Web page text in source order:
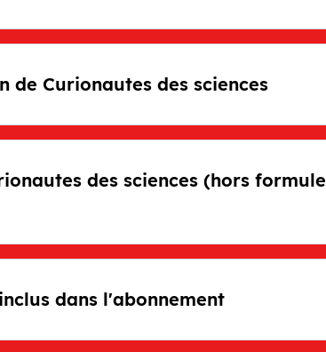
de Curionautes des sciences
des sciences (hors formule
dans l'abonnement